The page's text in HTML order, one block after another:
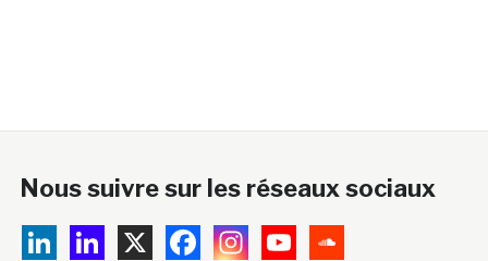
Nous suivre sur les réseaux sociaux